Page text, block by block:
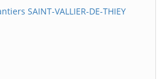
SAINT-VALLIER-DE-THIEY